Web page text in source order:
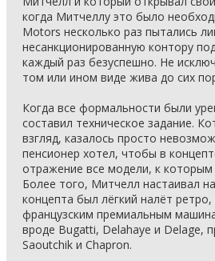
когда Митчеллу это было
Motors несколько раз пытались
несанкционированную контору
каждый раз безуспешно. Не
том или ином виде жива до сих
Когда все формальности были
составил техническое задание.
взгляд, казалось просто
пенсионер хотел, чтобы в
отражение все модели, к которым
Более того, Митчелл настаивал
концепта был лёгкий налёт
французским премиальным
вроде Bugatti, Delahaye и Delage,
Saoutchik и Chapron.